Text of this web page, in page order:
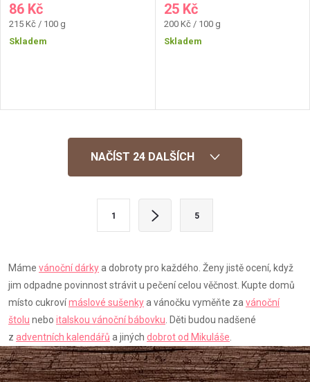
86 Kč
Měrná
cena:
215 Kč / 100 g
Skladem
25 Kč
Měrná
cena:
200 Kč / 100 g
Skladem
d
a
c
í
p
NAČÍST 24 DALŠÍCH
á
n
k
o
v
á
1 5
Máme vánoční dárkya dobroty pro každého. Ženy jistě ocení, když
jim odpadne povinnost strávit u pečení celou věčnost. Kupte domů
místo cukrovímáslové sušenkya vánočku vyměňte za vánoční
štolu nebo italskou vánoční bábovku . Děti budou nadšené
z adventních kalendářů a jiných dobrot od Mikuláše